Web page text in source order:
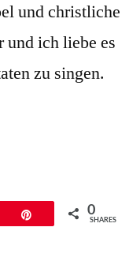
und christliche
ich liebe es
zu singen.
0
SHARES